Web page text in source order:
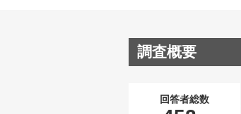
調査概要
回答者総数